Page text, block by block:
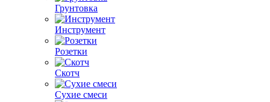
Грунтовка
Инструмент
Розетки
Скотч
Сухие смеси